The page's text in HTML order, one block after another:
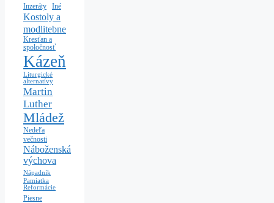
Inzeráty Iné
Kostoly a
modlitebne
Kresťan a
spoločnosť
Kázeň
Liturgické
alternatívy
Martin
Luther
Mládež
Nedeľa
večnosti
Náboženská
výchova
Nápadník
Pamiatka
Reformácie
Piesne